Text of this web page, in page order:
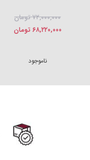
۷۲,۰۰۰,۰۰۰تومان
۶۸,۲۲۰,۰۰۰تومان
ناموجود